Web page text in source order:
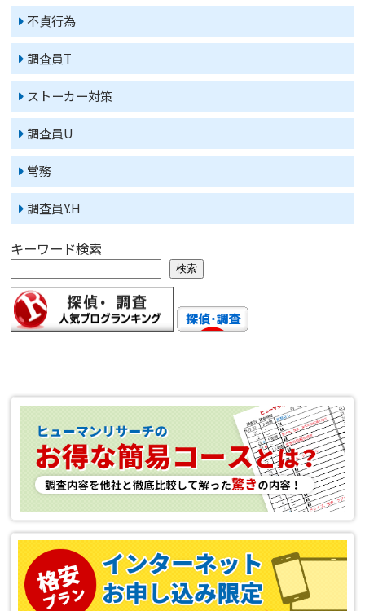
不貞行為
調査員T
ストーカー対策
調査員U
常務
調査員Y.H
キーワード検索
検索